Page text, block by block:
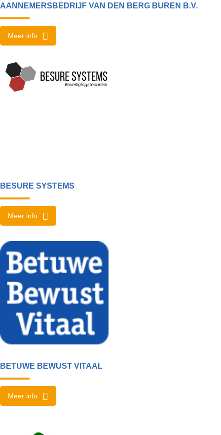
AANNEMERSBEDRIJF VAN DEN BERG BUREN B.V.
Meer info
BESURE SYSTEMS
Meer info
BETUWE BEWUST VITAAL
Meer info